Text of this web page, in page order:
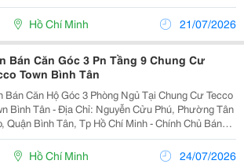
Lượng Oxy Còn Lại Trong Bao Bì, Góp Phần Duy Trì
Lượng Sản Phẩm Trong Quá Trình Bảo Quản Và
Hồ Chí Minh 21/07/2026
Bán Căn Góc 3 Pn Tầng 9 Chung Cư
Town Bình Tân
Bán Căn Hộ Góc 3 Phòng Ngủ Tại Chung Cư Tecco
- Địa Chỉ: Nguyễn Cửu Phú, Phường Tân
Bình Tân, Tp Hồ Chí Minh - Chính Chủ Bán
Hộ Góc 3 Phòng Ngủ, 2Wc, Nội Thất Cao Cấp - Căn
Hộ Tầng 9 - Hướng Cửa Chính Đông...
Hồ Chí Minh 24/07/2026